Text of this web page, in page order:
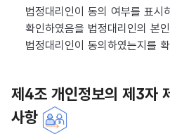
법정대리인이 동의 여부를 표시
확인하였음을 법정대리인의 본
법정대리인이 동의하였는지를
제4조 개인정보의 제3자
사항